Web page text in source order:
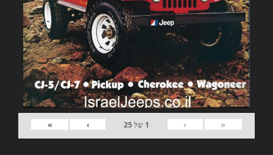
«
‹
1 של25
›
»